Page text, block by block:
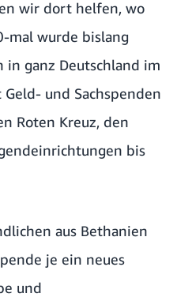
wir dort helfen, wo
mal wurde bislang
in ganz Deutschland im
und Sachspenden
Roten Kreuz, den
bis
aus Bethanien
je ein neues
und